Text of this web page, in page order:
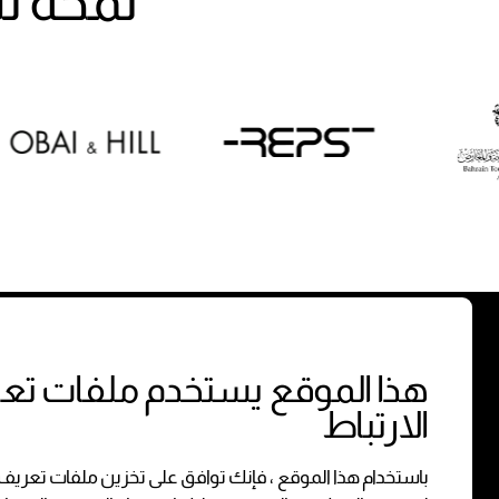
هذا الموقع يستخدم ملفات
الارتباط
باستخدام هذا الموقع ، فإنك توافق على تخزين ملفات
معاملات